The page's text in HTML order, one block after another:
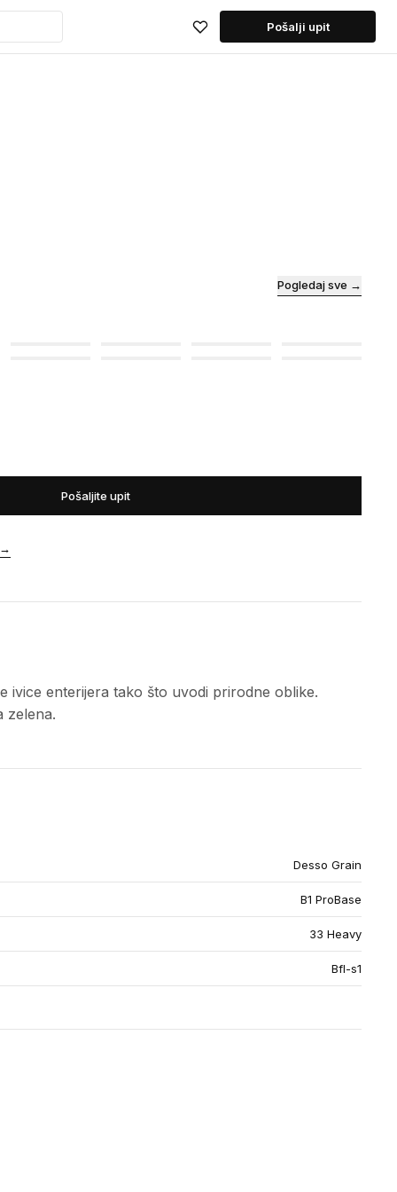
Pošalji upit
Pogledaj sve →
Pošaljite upit
ivice enterijera tako što uvodi prirodne oblike.
zelena.
Desso Grain
B1 ProBase
33 Heavy
Bfl-s1